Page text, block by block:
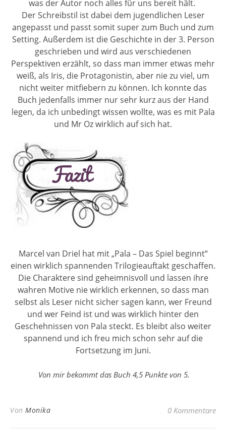
was der Autor noch alles für uns bereit hält.
Der Schreibstil ist dabei dem jugendlichen Leser
angepasst und passt somit super zum Buch und zum
Setting. Außerdem ist die Geschichte in der 3. Person
geschrieben und wird aus verschiedenen
Perspektiven erzählt, so dass man immer etwas mehr
weiß, als Iris, die Protagonistin, aber nie zu viel, um
nicht weiter mitfiebern zu können. Ich konnte das
Buch jedenfalls immer nur sehr kurz aus der Hand
legen, da ich unbedingt wissen wollte, was es mit Pala
und Mr Oz wirklich auf sich hat.
Marcel van Driel hat mit „Pala – Das Spiel beginnt“
einen wirklich spannenden Trilogieauftakt geschaffen.
Die Charaktere sind geheimnisvoll und lassen ihre
wahren Motive nie wirklich erkennen, so dass man
selbst als Leser nicht sicher sagen kann, wer Freund
und wer Feind ist und was wirklich hinter den
Geschehnissen von Pala steckt. Es bleibt also weiter
spannend und ich freu mich schon sehr auf die
Fortsetzung im Juni.
Von mir bekommt das Buch 4,5 Punkte von 5.
Von Monika 0 Kommentare